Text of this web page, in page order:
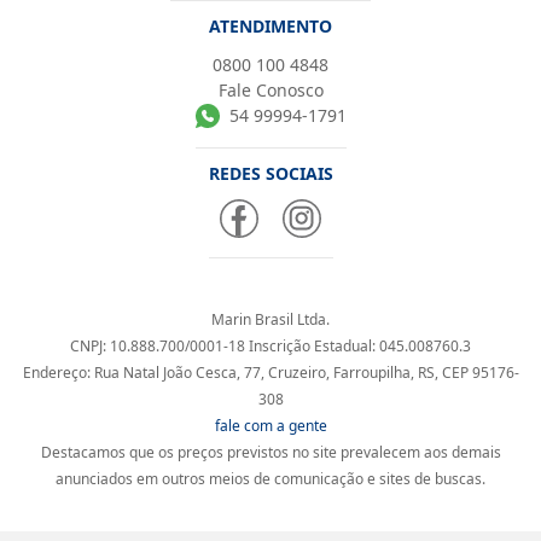
ATENDIMENTO
0800 100 4848
Fale Conosco
54 99994-1791
REDES SOCIAIS
Marin Brasil Ltda.
CNPJ: 10.888.700/0001-18 Inscrição Estadual: 045.008760.3
Endereço: Rua Natal João Cesca, 77, Cruzeiro, Farroupilha, RS, CEP 95176-
308
fale com a gente
Destacamos que os preços previstos no site prevalecem aos demais
anunciados em outros meios de comunicação e sites de buscas.